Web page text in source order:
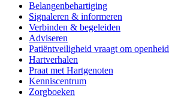
Belangenbehartiging
Signaleren & informeren
Verbinden & begeleiden
Adviseren
Patiëntveiligheid vraagt om openheid
Hartverhalen
Praat met Hartgenoten
Kenniscentrum
Zorgboeken